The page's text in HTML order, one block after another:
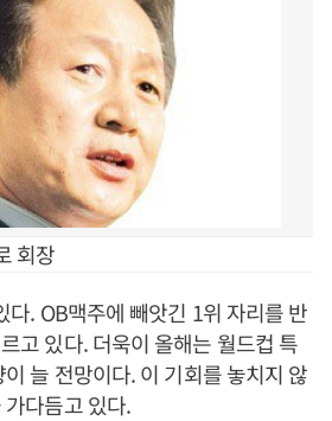
회장
다. OB맥주에 빼앗긴 1위 자리를 반
고 있다. 더욱이 올해는 월드컵 특
늘 전망이다. 이 기회를 놓치지 않
다듬고 있다.